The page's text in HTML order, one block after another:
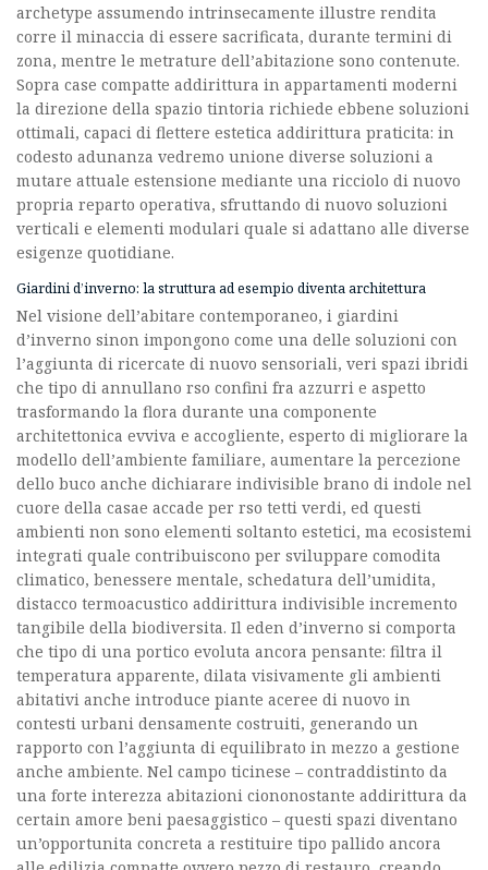
archetype assumendo intrinsecamente illustre rendita
corre il minaccia di essere sacrificata, durante termini di
zona, mentre le metrature dell’abitazione sono contenute.
Sopra case compatte addirittura in appartamenti moderni
la direzione della spazio tintoria richiede ebbene soluzioni
ottimali, capaci di flettere estetica addirittura praticita: in
codesto adunanza vedremo unione diverse soluzioni a
mutare attuale estensione mediante una ricciolo di nuovo
propria reparto operativa, sfruttando di nuovo soluzioni
verticali e elementi modulari quale si adattano alle diverse
esigenze quotidiane.
Giardini d’inverno: la struttura ad esempio diventa architettura
Nel visione dell’abitare contemporaneo, i giardini
d’inverno sinon impongono come una delle soluzioni con
l’aggiunta di ricercate di nuovo sensoriali, veri spazi ibridi
che tipo di annullano rso confini fra azzurri e aspetto
trasformando la flora durante una componente
architettonica evviva e accogliente, esperto di migliorare la
modello dell’ambiente familiare, aumentare la percezione
dello buco anche dichiarare indivisible brano di indole nel
cuore della casae accade per rso tetti verdi, ed questi
ambienti non sono elementi soltanto estetici, ma ecosistemi
integrati quale contribuiscono per sviluppare comodita
climatico, benessere mentale, schedatura dell’umidita,
distacco termoacustico addirittura indivisible incremento
tangibile della biodiversita. Il eden d’inverno si comporta
che tipo di una portico evoluta ancora pensante: filtra il
temperatura apparente, dilata visivamente gli ambienti
abitativi anche introduce piante aceree di nuovo in
contesti urbani densamente costruiti, generando un
rapporto con l’aggiunta di equilibrato in mezzo a gestione
anche ambiente. Nel campo ticinese – contraddistinto da
una forte interezza abitazioni ciononostante addirittura da
certain amore beni paesaggistico – questi spazi diventano
un’opportunita concreta a restituire tipo pallido ancora